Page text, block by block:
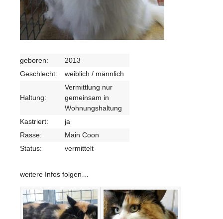
geboren:
2013
Geschlecht:
weiblich / männlich
Haltung:
Vermittlung nur
gemeinsam in
Wohnungshaltung
Kastriert:
ja
Rasse:
Main Coon
Status:
vermittelt
weitere Infos folgen…